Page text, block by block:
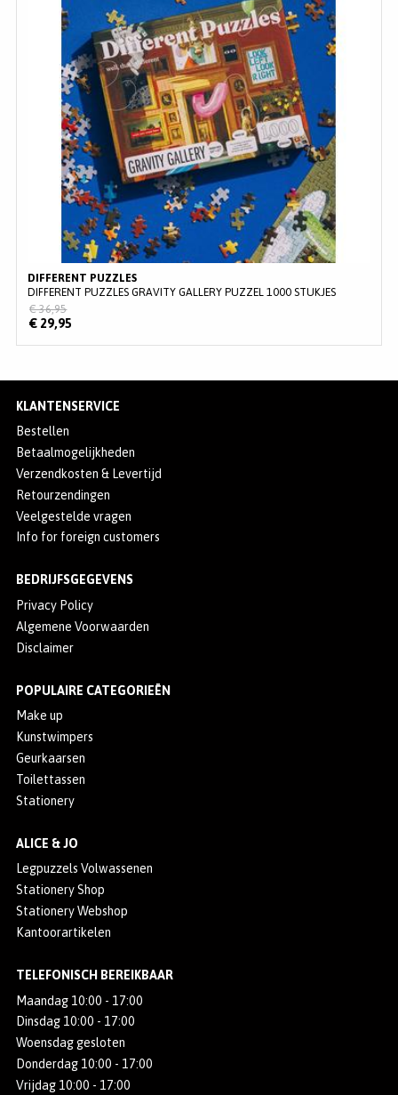
DIFFERENT PUZZLES
DIFFERENT PUZZLES GRAVITY GALLERY PUZZEL 1000 STUKJES
€ 29,95
€ 36,95
KLANTENSERVICE
Bestellen
Betaalmogelijkheden
Verzendkosten & Levertijd
Retourzendingen
Veelgestelde vragen
Info for foreign customers
BEDRIJFSGEGEVENS
Privacy Policy
Algemene Voorwaarden
Disclaimer
POPULAIRE CATEGORIEËN
Make up
Kunstwimpers
Geurkaarsen
Toilettassen
Stationery
ALICE & JO
Legpuzzels Volwassenen
Stationery Shop
Stationery Webshop
Kantoorartikelen
TELEFONISCH BEREIKBAAR
Maandag 10:00 - 17:00
Dinsdag 10:00 - 17:00
Woensdag gesloten
Donderdag 10:00 - 17:00
Vrijdag 10:00 - 17:00